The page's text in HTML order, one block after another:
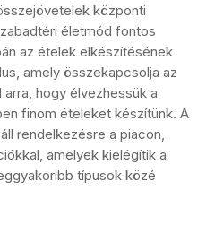
központi
életmód fontos
az ételek elkészítésének
amely összekapcsolja az
hogy élvezhessük a
finom ételeket készítünk. A
rendelkezésre a piacon,
amelyek kielégítik a
típusok közé